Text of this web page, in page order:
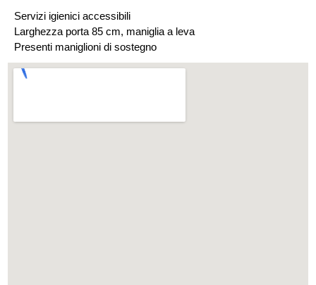
Servizi igienici accessibili
Larghezza porta 85 cm, maniglia a leva
Presenti maniglioni di sostegno